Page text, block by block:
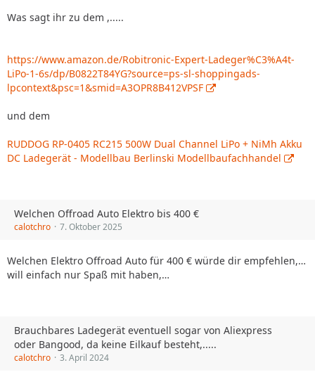
Was sagt ihr zu dem ,.....
https://www.amazon.de/Robitronic-Expert-Ladeger%C3%A4t-
LiPo-1-6s/dp/B0822T84YG?source=ps-sl-shoppingads-
lpcontext&psc=1&smid=A3OPR8B412VPSF
und dem
RUDDOG RP-0405 RC215 500W Dual Channel LiPo + NiMh Akku
DC Ladegerät - Modellbau Berlinski Modellbaufachhandel
Welchen Offroad Auto Elektro bis 400 €
calotchro 7. Oktober 2025
Welchen Elektro Offroad Auto für 400 € würde dir empfehlen,…
will einfach nur Spaß mit haben,…
Brauchbares Ladegerät eventuell sogar von Aliexpress
oder Bangood, da keine Eilkauf besteht,.....
calotchro 3. April 2024